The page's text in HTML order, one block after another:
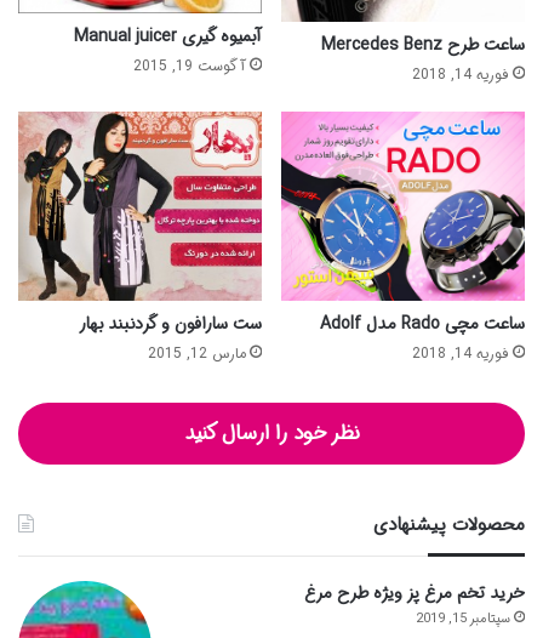
ساعت طرح Mercedes Benz
فوریه 14, 2018
آبمیوه گیری Manual juicer
آگوست 19, 2015
ساعت مچی Rado مدل Adolf
فوریه 14, 2018
ست سارافون و گردنبند بهار
مارس 12, 2015
نظر خود را ارسال کنید
محصولات پیشنهادی
خرید تخم مرغ پز ویژه طرح مرغ
سپتامبر 15, 2019